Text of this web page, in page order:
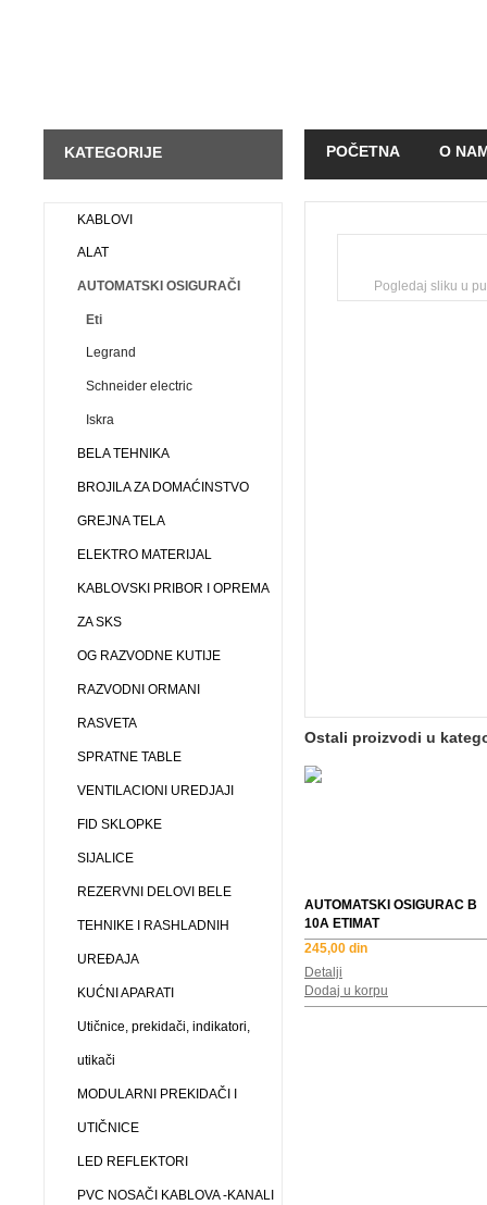
POČETNA O
KAKO KUPOVATI
KATEGORIJE
KABLOVI
ALAT
AUTOMATSKI OSIGURAČI
Eti
Legrand
Schneider electric
Iskra
BELA TEHNIKA
BROJILA ZA DOMAĆINSTVO
GREJNA TELA
ELEKTRO MATERIJAL
KABLOVSKI PRIBOR I OPREMA
ZA SKS
OG RAZVODNE KUTIJE
RAZVODNI ORMANI
RASVETA
SPRATNE TABLE
VENTILACIONI UREDJAJI
FID SKLOPKE
SIJALICE
REZERVNI DELOVI BELE
TEHNIKE I RASHLADNIH
UREĐAJA
KUĆNI APARATI
Utičnice, prekidači, indikatori,
utikači
MODULARNI PREKIDAČI I
UTIČNICE
LED REFLEKTORI
PVC NOSAČI KABLOVA -KANALI
Pogledaj sliku u
Ostali proizvodi u
AUTOMATSKI OSIGURAC B
10A ETIMAT
245,00 din
Detalji
Dodaj u korpu